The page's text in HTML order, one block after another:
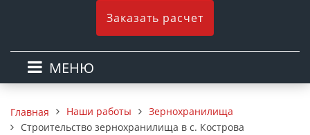
Заказать расчет
МЕНЮ
Главная Наши работы
Зернохранилища
Строительство зернохранилища в с. Кострова